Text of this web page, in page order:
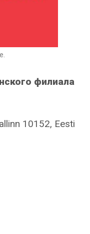
филиала
10152, Eesti